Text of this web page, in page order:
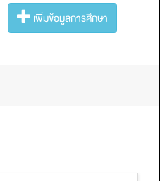
เพิ่มข้อมูลการศึกษา